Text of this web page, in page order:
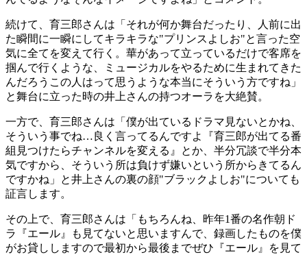
続けて、育三郎さんは「それが何か舞台だったり、人前に出
た瞬間に一瞬にしてキラキラな"プリンスよしお"と言った空
気に全てを変えて行く。華があって立っているだけで客席を
掴んで行くような、ミュージカルをやるために生まれてきた
んだろうこの人はって思うような本当にそういう方ですね」
と舞台に立った時の井上さんの持つオーラを大絶賛。
一方で、育三郎さんは「僕が出ているドラマ見ないとかね、
そういう事でね…良く言ってるんですよ『育三郎が出てる番
組見つけたらチャンネルを変える』とか、半分冗談で半分本
気ですから、そういう所は負けず嫌いという所からきてるん
ですかね」と井上さんの裏の顔"ブラックよしお"についても
証言します。
その上で、育三郎さんは「もちろんね、昨年1番の名作朝ド
ラ『エール』も見てないと思いますんで、録画したものを僕
がお貸ししますので最初から最後までぜひ『エール』を見て